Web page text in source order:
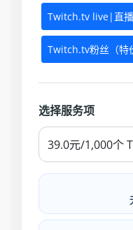
Twitch.tv live|直播
Twitch.tv粉丝（特
选择服务项